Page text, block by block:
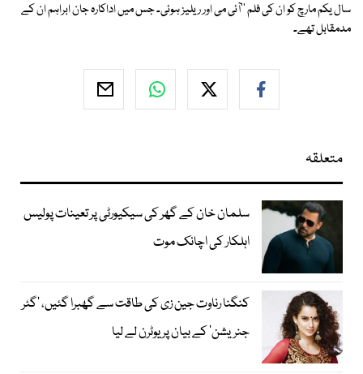
سال یکم مارچ کو ان کی فلم ''آئی می اور ریلیز ہوئی۔ جس میں اداکارہ جان ابراہم ان کے
مدمقابل تھے۔
متعلقہ
سلمان خان کے گھر کی سیکیورٹی پر تعینات پولیس
اہلکار کی اچانک موت
کنگنا رناوت جین زی کی طاقت سے گھبرا گئیں، ’گٹر
جنریشن‘ کے بیان پر یوٹرن لے لیا